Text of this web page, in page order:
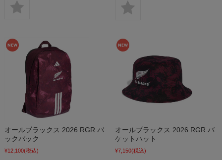
オールブラックス 2026 RGR バ
ックパック
¥12,100(税込)
オールブラックス 2026 RGR バ
ケットハット
¥7,150(税込)